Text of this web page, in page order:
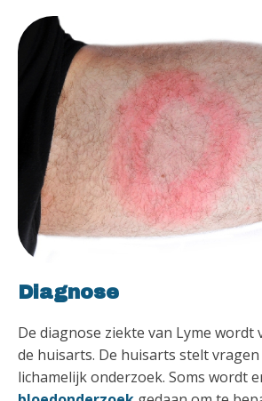
Diagnose
De diagnose ziekte van Lyme wordt
de huisarts. De huisarts stelt
lichamelijk onderzoek. Soms wordt